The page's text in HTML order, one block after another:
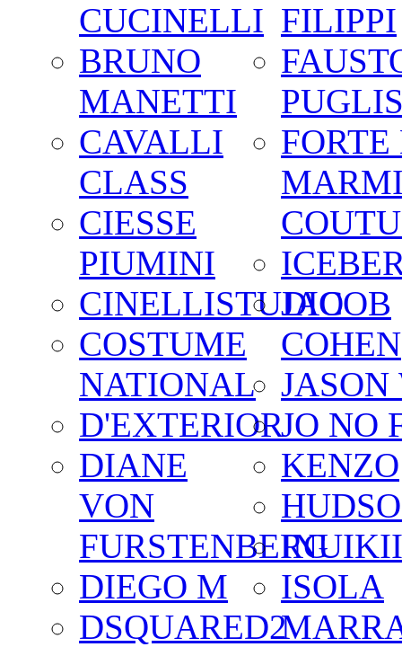
CUCINELLI
BRUNO
MANETTI
CAVALLI
CLASS
CIESSE
PIUMINI
CINELLISTUDIO
COSTUME
NATIONAL
D'EXTERIOR
DIANE
VON
FURSTENBERG
DIEGO M
DSQUARED2
FILIPPI
FORTE
JACOB
COHEN
JASON
JO NO
KENZO
INUIKII
ISOLA